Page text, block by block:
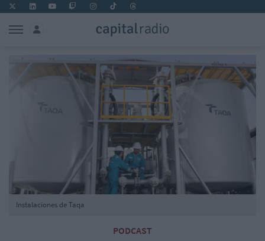
PODCAST
Instalaciones de Taqa